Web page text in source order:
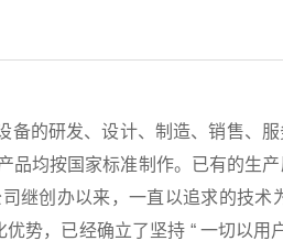
的研发、设计、制造、销售、
均按国家标准制作。已有的生产
继创办以来，一直以追求的技术
势，已经确立了坚持 “ 一切以